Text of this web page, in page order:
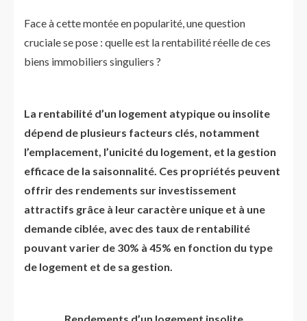
Face à cette montée en popularité, une question
cruciale se pose : quelle est la rentabilité réelle de ces
biens immobiliers singuliers ?
La rentabilité d’un logement atypique ou insolite
dépend de plusieurs facteurs clés, notamment
l’emplacement, l’unicité du logement, et la gestion
efficace de la saisonnalité. Ces propriétés peuvent
offrir des rendements sur investissement
attractifs grâce à leur caractère unique et à une
demande ciblée, avec des taux de rentabilité
pouvant varier de 30% à 45% en fonction du type
de logement et de sa gestion.